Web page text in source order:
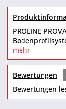
PROLINE
mehr
Bewertungen
Bewertungen